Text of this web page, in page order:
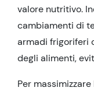
valore nutritivo.
cambiamenti di
armadi frigoriferi
degli alimenti,
Per